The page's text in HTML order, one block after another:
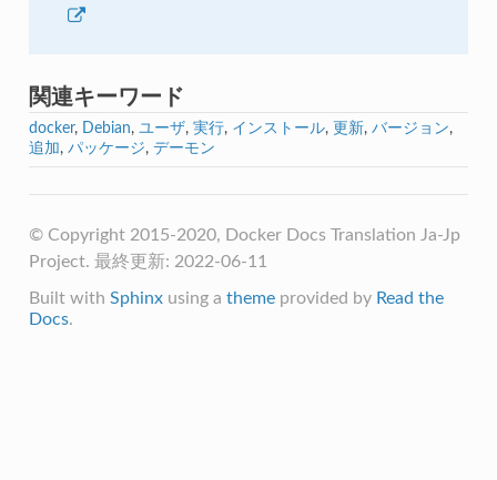
関連キーワード
docker, Debian, ユーザ, 実行, インストール, 更新, バージョン,
追加, パッケージ, デーモン
© Copyright 2015-2020, Docker Docs Translation Ja-Jp
Project. 最終更新: 2022-06-11
Built with Sphinxusing a themeprovided by Read the
Docs.